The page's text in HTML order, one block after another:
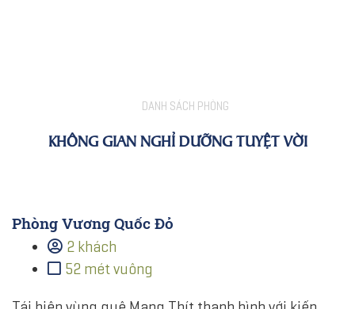
DANH SÁCH PHÒNG
KHÔNG GIAN NGHỈ DƯỠNG TUYỆT VỜI
Phòng Vương Quốc Đỏ
2 khách
52 mét vuông